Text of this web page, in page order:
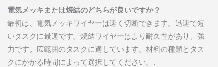
電気メッキまたは焼結のどちらが良いですか？
最初は、電気メッキワイヤーは速く切断できます。迅速で短
いタスクに最適です。焼結ワイヤーはより耐久性があり、強
力です。広範囲のタスクに適しています。材料の種類とタス
クにかかる時間によって選択してください。.